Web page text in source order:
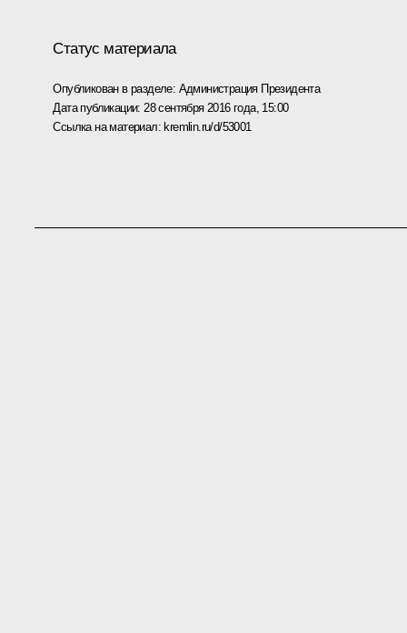
Статус материала
Опубликован в разделе: Администрация Президента
Дата публикации: 28 сентября 2016 года, 15:00
Ссылка на материал: kremlin.ru/d/53001